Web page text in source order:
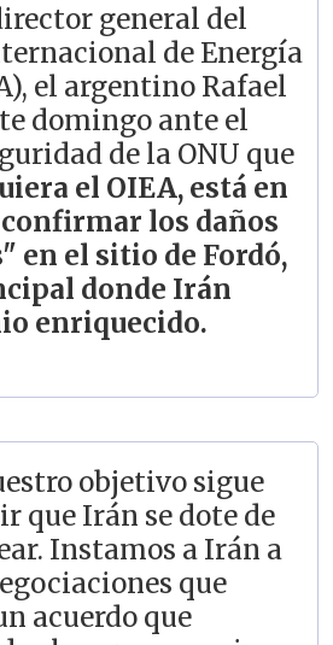
general del
de Energía
el argentino Rafael
domingo ante el
de la ONU que
el OIEA, está en
confirmar los daños
en el sitio de Fordó,
donde Irán
enriquecido.
objetivo sigue
que Irán se dote de
Instamos a Irán a
que
acuerdo que